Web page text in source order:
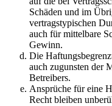
Schäden und im
vertragstypischen
auch für mittelbare
Gewinn.
Die
auch zugunsten der
Betreibers.
Ansprüche für eine
Recht bleiben